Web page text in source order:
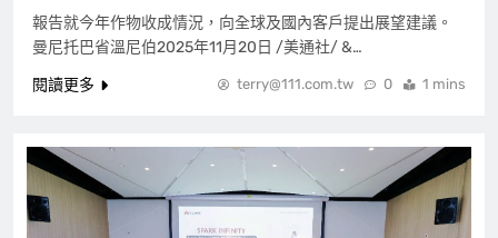
報告就今年作物收成情況，向全球及國內客戶提出展望建議。
曼尼托巴省溫尼伯2025年11月20日 /美通社/ &…
閱讀更多
terry@111.com.tw 0 1 mins